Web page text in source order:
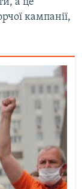
а це
кампанії,